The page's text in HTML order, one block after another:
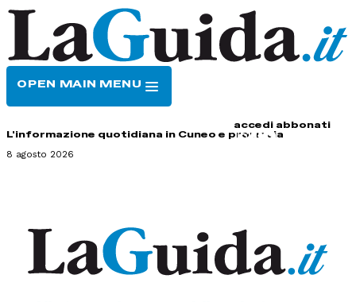
OPEN MAIN MENU
accedi abbonati
L'informazione quotidiana in Cuneo e provincia
8 agosto 2026